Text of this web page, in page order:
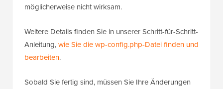
möglicherweise nicht wirksam.
Weitere Details finden Sie in unserer Schritt-für-Schritt-
Anleitung,wie Sie die wp-config.php-Datei finden und
bearbeiten.
Sobald Sie fertig sind, müssen Sie Ihre Änderungen